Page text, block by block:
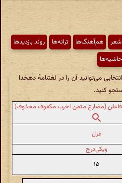
هم‌آهنگ‌ها ترانه‌ها
روند بازدیدها
حاشیه‌ها
می‌توانید آن را در لغتنامهٔ دهخدا
کنید.
فاعلن (مضارع مثمن اخرب مکفوف محذوف)
غزل
ویکی‌درج
۱۵